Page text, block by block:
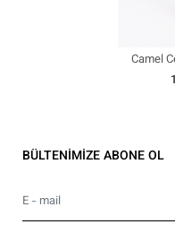
Camel
BÜLTENİMİZE ABONE OL